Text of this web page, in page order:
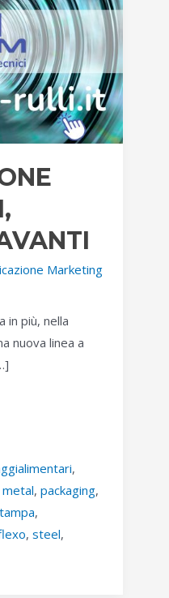
Marketing
in più, nella
nuova linea a
,
metal, packaging,
,
, steel,